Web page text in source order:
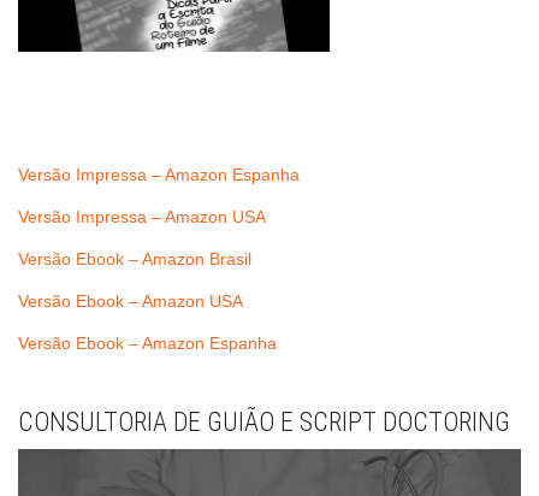
Versão Impressa – Amazon Espanha
Versão Impressa – Amazon USA
Versão Ebook – Amazon Brasil
Versão Ebook – Amazon USA
Versão Ebook – Amazon Espanha
CONSULTORIA DE GUIÃO E SCRIPT DOCTORING